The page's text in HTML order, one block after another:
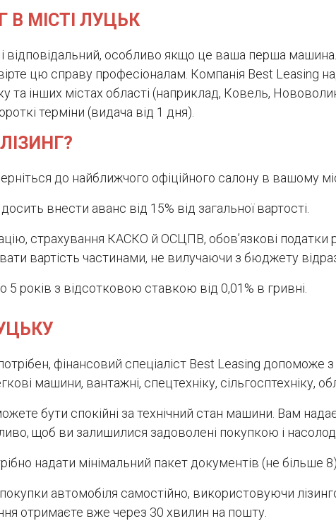
В МІСТІ ЛУЦЬК
відповідальний, особливо якщо це ваша перша
цю справу професіоналам. Компанія Best Leasing
інших містах області (наприклад, Ковель,
терміни (видача від 1 дня).
до найближчого офіційного салону в вашому
внести аванс від 15% від загальної вартості.
страхування КАСКО й ОСЦПВ, обов’язкові податки
вартість частинами, не вилучаючи з бюджету
5 років з відсотковою ставкою від 0,01% в гривні.
фінансовий спеціаліст Best Leasing
машини, вантажні, спецтехніку, сільгосптехніку,
бути спокійні за технічний стан машини. Вам
щоб ви залишилися задоволені покупкою і
надати мінімальний пакет документів (не більше 8).
автомобіля самостійно, використовуючи
отримаєте вже через 30 хвилин на пошту.